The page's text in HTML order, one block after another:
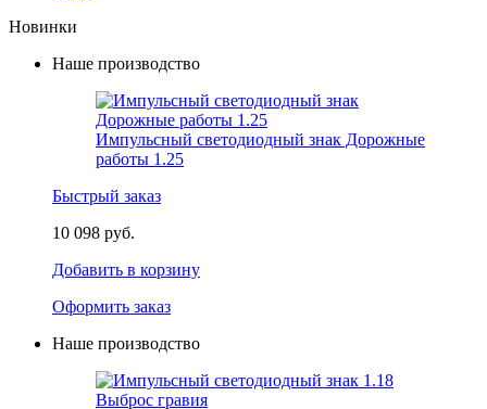
Новинки
Наше производство
Импульсный светодиодный знак Дорожные
работы 1.25
Быстрый заказ
10 098 руб.
Добавить в корзину
Оформить заказ
Наше производство